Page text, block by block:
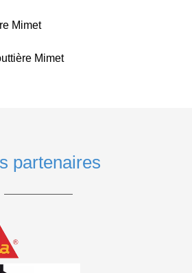
Mimet
Mimet
partenaires